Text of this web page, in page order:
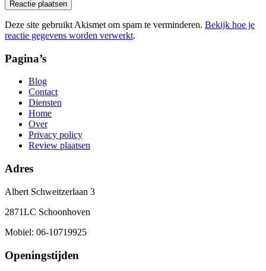
Deze site gebruikt Akismet om spam te verminderen. Bekijk hoe je
reactie gegevens worden verwerkt.
Pagina’s
Blog
Contact
Diensten
Home
Over
Privacy policy
Review plaatsen
Adres
Albert Schweitzerlaan 3
2871LC Schoonhoven
Mobiel: 06-10719925
Openingstijden